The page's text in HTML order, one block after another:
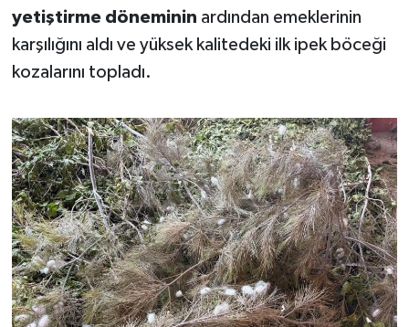
yetiştirme döneminin ardından emeklerinin
karşılığını aldı ve yüksek kalitedeki ilk ipek böceği
kozalarını topladı.
TEKNOLOJİ
Trend
TÜRKİYE
VİZYONDAKİLER
YAŞAM